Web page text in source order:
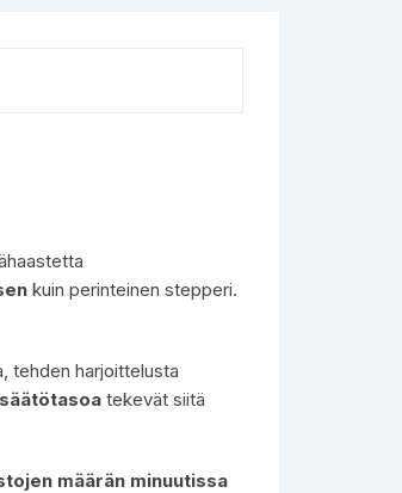
kuin perinteinen stepperi.
tehden harjoittelusta
tekevät siitä
määrän minuutissa